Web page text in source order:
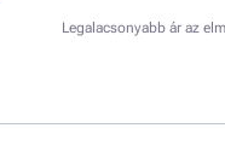
Legalacsonyabb ár az